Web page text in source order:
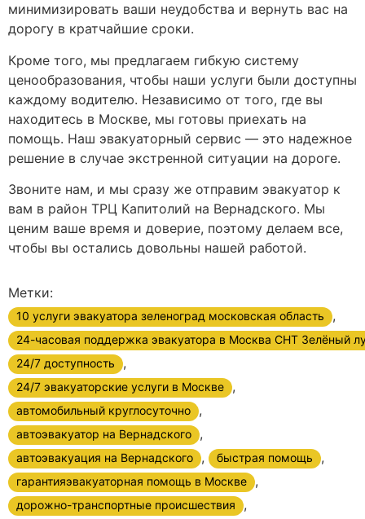
минимизировать ваши неудобства и вернуть вас на
дорогу в кратчайшие сроки.
Кроме того, мы предлагаем гибкую систему
ценообразования, чтобы наши услуги были доступны
каждому водителю. Независимо от того, где вы
находитесь в Москве, мы готовы приехать на
помощь. Наш эвакуаторный сервис — это надежное
решение в случае экстренной ситуации на дороге.
Звоните нам, и мы сразу же отправим эвакуатор к
вам в район ТРЦ Капитолий на Вернадского. Мы
ценим ваше время и доверие, поэтому делаем все,
чтобы вы остались довольны нашей работой.
Метки:
10 услуги эвакуатора зеленоград московская область ,
24-часовая поддержка эвакуатора в Москва СНТ Зелёный
24/7 доступность
,
24/7 эвакуаторские услуги в Москве ,
автомобильный круглосуточно ,
автоэвакуатор на Вернадского ,
автоэвакуация на Вернадского , быстрая помощь ,
гарантияэвакуаторная помощь в Москве ,
дорожно-транспортные происшествия ,